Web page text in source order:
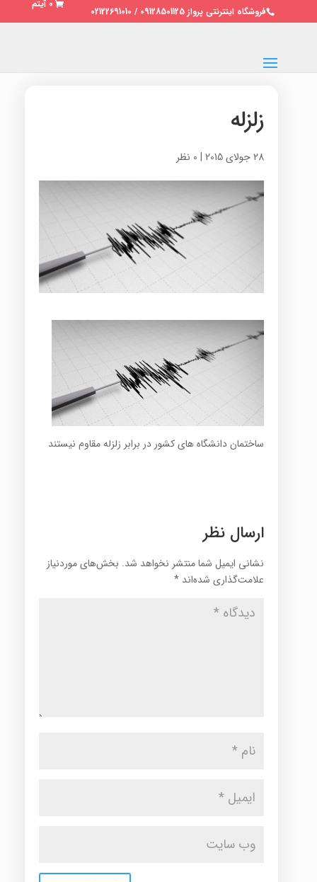
فروشگاه اینترنتی پرواز 09128501125 / 02122691010
0 آیتم
زلزله
28 جولای 2015 | 0 نظر
ساختمان دانشگاه های کشور در برابر زلزله مقاوم نیستند
ارسال نظر
نشانی ایمیل شما منتشر نخواهد شد. بخش‌های موردنیاز
علامت‌گذاری شده‌اند *